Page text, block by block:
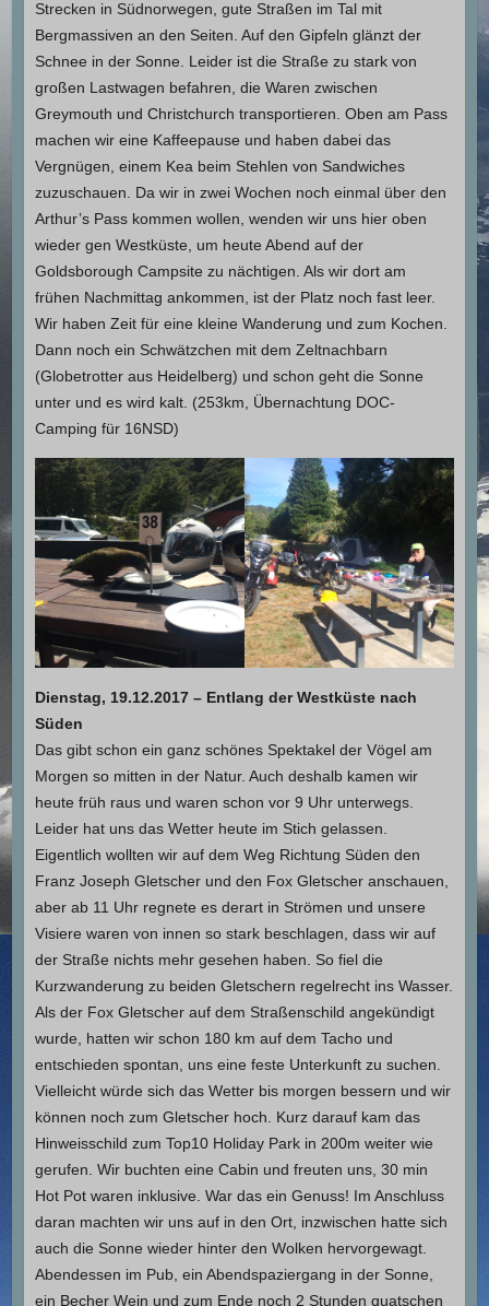
Strecken in Südnorwegen, gute Straßen im Tal mit
Bergmassiven an den Seiten. Auf den Gipfeln glänzt der
Schnee in der Sonne. Leider ist die Straße zu stark von
großen Lastwagen befahren, die Waren zwischen
Greymouth und Christchurch transportieren. Oben am Pass
machen wir eine Kaffeepause und haben dabei das
Vergnügen, einem Kea beim Stehlen von Sandwiches
zuzuschauen. Da wir in zwei Wochen noch einmal über den
Arthur’s Pass kommen wollen, wenden wir uns hier oben
wieder gen Westküste, um heute Abend auf der
Goldsborough Campsite zu nächtigen. Als wir dort am
frühen Nachmittag ankommen, ist der Platz noch fast leer.
Wir haben Zeit für eine kleine Wanderung und zum Kochen.
Dann noch ein Schwätzchen mit dem Zeltnachbarn
(Globetrotter aus Heidelberg) und schon geht die Sonne
unter und es wird kalt. (253km, Übernachtung DOC-
Camping für 16NSD)
Dienstag, 19.12.2017 – Entlang der Westküste nach
Süden
Das gibt schon ein ganz schönes Spektakel der Vögel am
Morgen so mitten in der Natur. Auch deshalb kamen wir
heute früh raus und waren schon vor 9 Uhr unterwegs.
Leider hat uns das Wetter heute im Stich gelassen.
Eigentlich wollten wir auf dem Weg Richtung Süden den
Franz Joseph Gletscher und den Fox Gletscher anschauen,
aber ab 11 Uhr regnete es derart in Strömen und unsere
Visiere waren von innen so stark beschlagen, dass wir auf
der Straße nichts mehr gesehen haben. So fiel die
Kurzwanderung zu beiden Gletschern regelrecht ins Wasser.
Als der Fox Gletscher auf dem Straßenschild angekündigt
wurde, hatten wir schon 180 km auf dem Tacho und
entschieden spontan, uns eine feste Unterkunft zu suchen.
Vielleicht würde sich das Wetter bis morgen bessern und wir
können noch zum Gletscher hoch. Kurz darauf kam das
Hinweisschild zum Top10 Holiday Park in 200m weiter wie
gerufen. Wir buchten eine Cabin und freuten uns, 30 min
Hot Pot waren inklusive. War das ein Genuss! Im Anschluss
daran machten wir uns auf in den Ort, inzwischen hatte sich
auch die Sonne wieder hinter den Wolken hervorgewagt.
Abendessen im Pub, ein Abendspaziergang in der Sonne,
ein Becher Wein und zum Ende noch 2 Stunden quatschen